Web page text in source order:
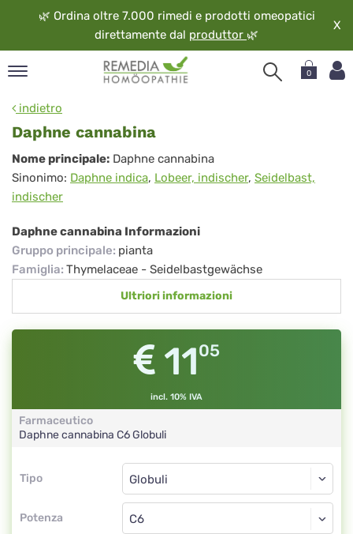
🌿 Ordina oltre 7.000 rimedi e prodotti omeopatici
direttamente dal produttor 🌿
X
0
indietro
Daphne cannabina
Daphne
cannabina
Nome principale: Daphne cannabina
Sinonimo: Daphne indica, Lobeer, indischer, Seidelbast,
indischer
Daphne cannabina Informazioni
Gruppo principale: pianta
Famiglia: Thymelaceae - Seidelbastgewächse
Ultriori informazioni
1105
incl. 10% IVA
Farmaceutico
Daphne cannabina C6Globuli
Tipo
Tipo
Potenza
Globuli
C6